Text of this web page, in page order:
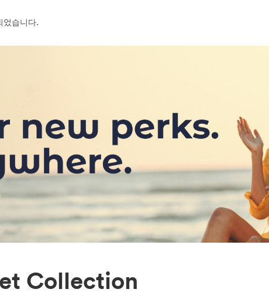
었습니다.
Collection